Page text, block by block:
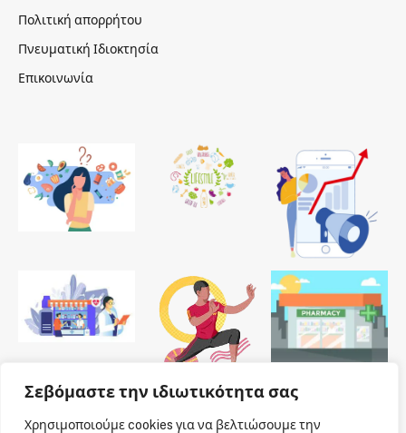
Σεβόμαστε την ιδιωτικότητα σας
Χρησιμοποιούμε cookies για να βελτιώσουμε την
Πολιτική απορρήτου
Πνευματική Ιδιοκτησία
Επικοινωνία